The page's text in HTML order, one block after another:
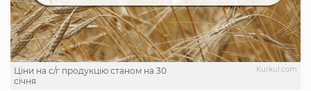
Kurkul.com
Ціни на с/г продукцію станом на 30
січня